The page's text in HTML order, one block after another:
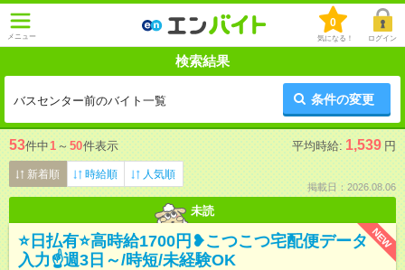
メニュー
0
気になる！ ログイン
検索結果
バスセンター前のバイト一覧 条件の変更
53件中1 ～ 50件表示 平均時給: 1,539 円
新着順 時給順 人気順
掲載日：2026.08.06
未読
NEW
⭐日払有⭐高時給1700円❥こつこつ宅配便データ
入力☝週3日～/時短/未経験OK